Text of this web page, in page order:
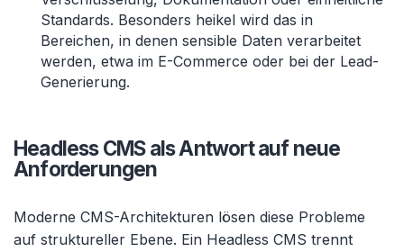
Standards. Besonders heikel wird das in
Bereichen, in denen sensible Daten verarbeitet
werden, etwa im E-Commerce oder bei der Lead-
Generierung.
Headless CMS als Antwort auf neue
Anforderungen
Moderne CMS-Architekturen lösen diese Probleme
auf struktureller Ebene. Ein Headless CMS trennt